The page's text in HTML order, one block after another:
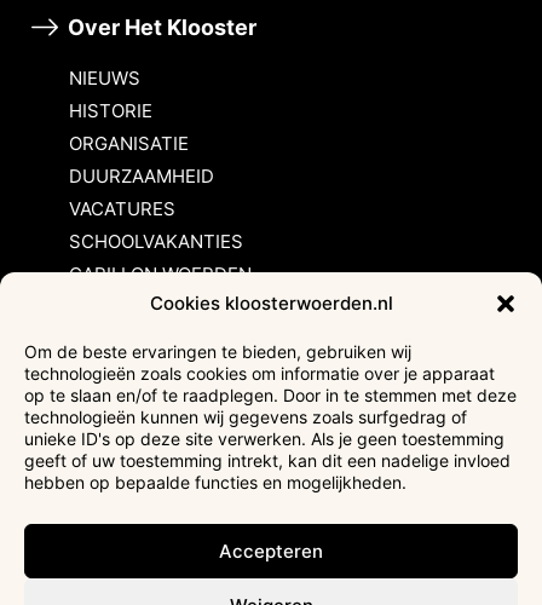
Cookies kloosterwoerden.nl
Om de beste ervaringen te bieden, gebruiken wij
technologieën zoals cookies om informatie over je apparaat
op te slaan en/of te raadplegen. Door in te stemmen met deze
technologieën kunnen wij gegevens zoals surfgedrag of
unieke ID's op deze site verwerken. Als je geen toestemming
geeft of uw toestemming intrekt, kan dit een nadelige invloed
hebben op bepaalde functies en mogelijkheden.
Accepteren
Over Het Klooster
NIEUWS
HISTORIE
ORGANISATIE
DUURZAAMHEID
VACATURES
SCHOOLVAKANTIES
CARILLON WOERDEN
Inschrijvingsvoorwaarden
Bezoekersvoorwaarden
Huurvoorwaarden
Privacyverklaring
Ticketverkoop